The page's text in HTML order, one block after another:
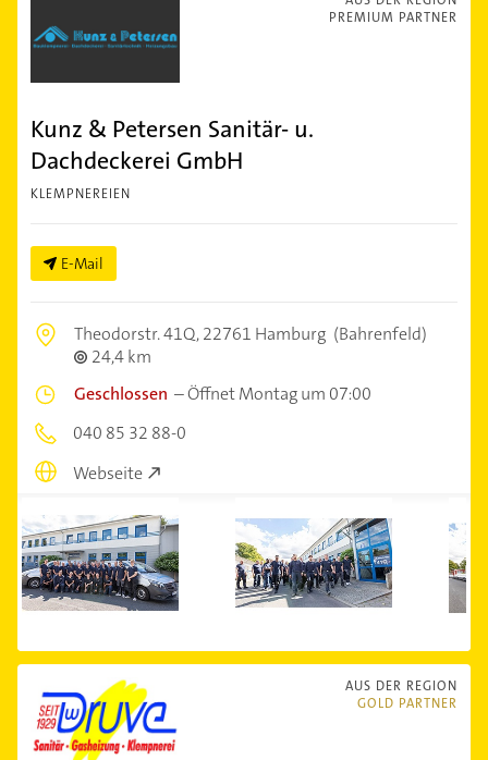
PREMIUM PARTNER
Kunz & Petersen Sanitär- u.
Dachdeckerei GmbH
KLEMPNEREIEN
E-Mail
Theodorstr. 41Q,22761 Hamburg (Bahrenfeld)
24,4 km
Geschlossen –Öffnet Montag um 07:00
040 85 32 88-0
Webseite
AUS DER REGION
GOLD PARTNER